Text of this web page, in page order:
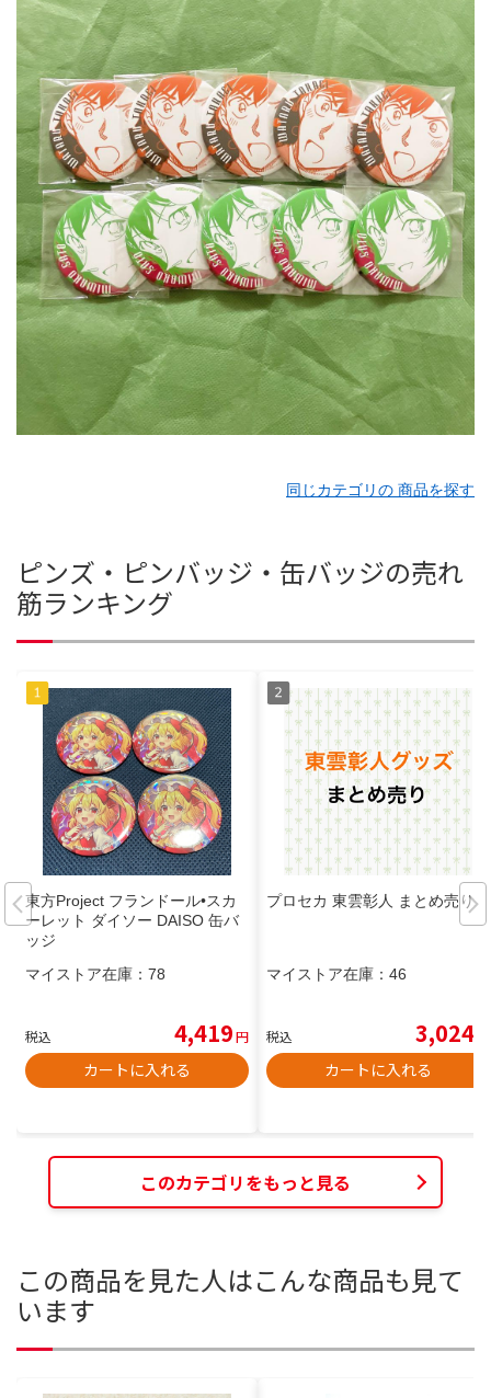
同じカテゴリの 商品を探す
ピンズ・ピンバッジ・缶バッジの売れ
筋ランキング
東方Project フランドール•スカ
ーレット ダイソー DAISO 缶バ
ッジ
マイストア在庫： 78
税込 4,419円
カートに入れる
プロセカ 東雲彰人 まとめ売り
マイストア在庫： 46
税込 3,024
カートに入れる
このカテゴリをもっと見る
この商品を見た人はこんな商品も見て
います